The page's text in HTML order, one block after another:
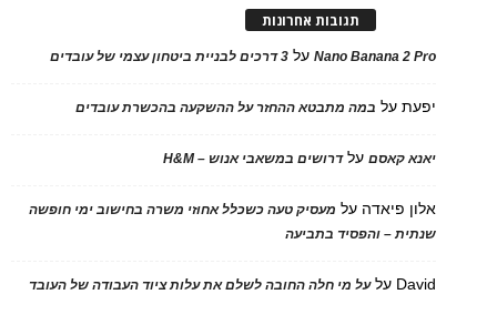
תגובות אחרונות
Nano Banana 2 Proעל 3 דרכים לבניית ביטחון עצמי של עובדים
יפעתעל במה מתבטא ההחזר על ההשקעה בהכשרת עובדים
יאנא קאסםעלדרושים במשאבי אנוש – H&M
אלון פיאדה על מעסיק טעה כשכלל אחוזי משרה בחישוב ימי חופשה
שנתית – והפסיד בתביעה
David עלעל מי חלה החובה לשלם את עלות ציוד העבודה של העובד